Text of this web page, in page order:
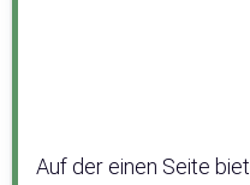
Auf der einen Seite